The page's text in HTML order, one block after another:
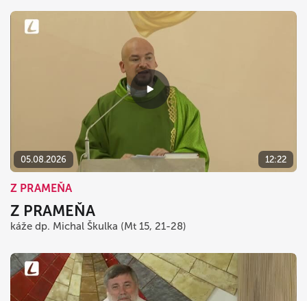
05.08.2026 12:22
Z PRAMEŇA
Z PRAMEŇA
káže dp. Michal Škulka (Mt 15, 21-28)